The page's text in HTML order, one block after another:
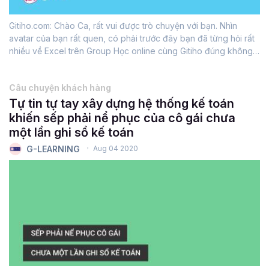
Gitiho.com: Chào Ca, rất vui được trò chuyện với bạn. Nhìn
avatar của bạn rất quen, có phải trước đây bạn đã từng hỏi rất
nhiều về Excel trên Group Học online cùng Gitiho đúng không?
Câu chuyện khách hàng
Tự tin tự tay xây dựng hệ thống kế toán
khiến sếp phải nể phục của cô gái chưa
một lần ghi sổ kế toán
G-LEARNING Aug 04 2020